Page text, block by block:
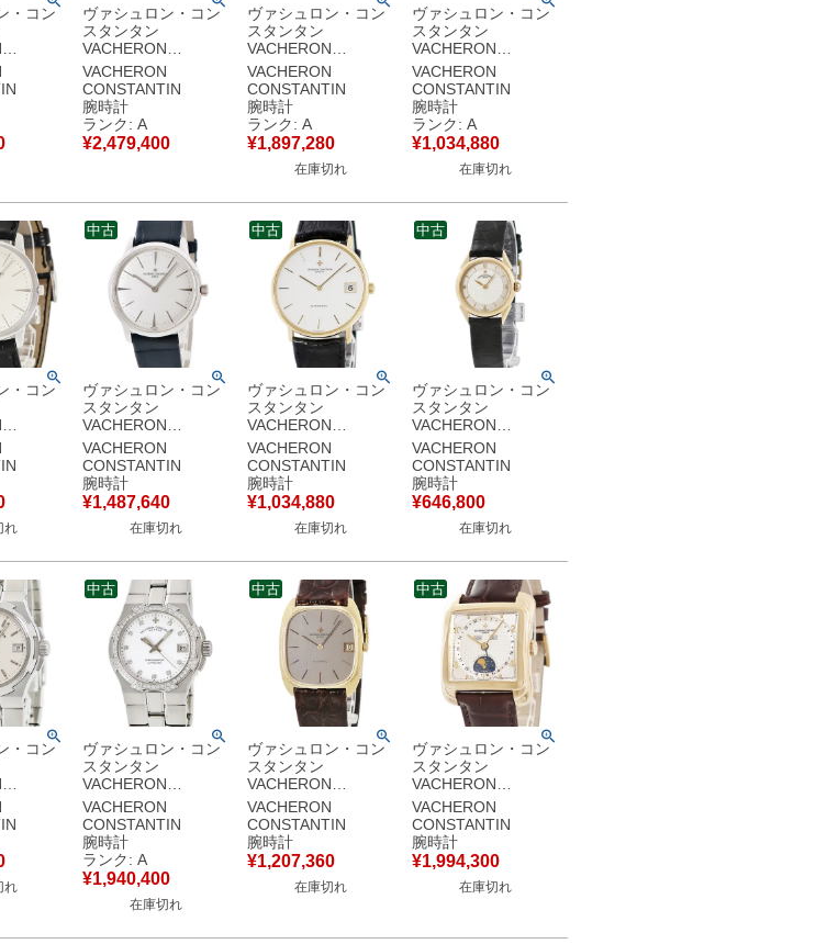
・コン
パト
9280
正ダ
ディー
ーツ シ
ヴァシュロン・コン
スタンタン
VACHERON
CONSTANTIN ケ ド
リル 85050/000T-
9341 スケルトン デ
イデイト メンズ 腕時
計自動巻き シルバー
【中古】中古美品
VACHERON
CONSTANTIN
腕時計
ランク: A
¥2,479,400
ヴァシュロン・コン
スタンタン
VACHERON
CONSTANTIN パト
リモニー オートマテ
ィック 85180/000G-
9230 K18WG無垢 メ
ンズ 腕時計自動巻き
シルバー 【中古】中
VACHERON
CONSTANTIN
腕時計
ランク: A
¥1,897,280
在庫切れ
ヴァシュロン・コン
スタンタン
VACHERON
CONSTANTIN ヒス
トリカル
31045/000J-3
K18YG無垢 シルバー
ギョウシェ メンズ レ
ディース 腕時計手巻
き シルバー 【中古】
VACHERON
CONSTANTIN
腕時計
ランク: A
¥1,034,880
在庫切れ
・コン
パト
ュアル
シルバ
れ
ヴァシュロン・コン
スタンタン
VACHERON
CONSTANTIN パト
リモニー コンテンポ
ラリー 81530/000G-
9681 K18WG 無垢
純正ダイヤ メンズ 腕
時計手巻き シルバー
VACHERON
CONSTANTIN
腕時計
¥1,487,640
在庫切れ
中古
ヴァシュロン・コン
スタンタン
VACHERON
CONSTANTIN パト
リモニー デイト
44001/2 OH済
K18YG無垢 ホワイト
白 バー メンズ 腕時
計自動巻き ホワイト
VACHERON
CONSTANTIN
腕時計
¥1,034,880
在庫切れ
中古
ヴァシュロン・コン
スタンタン
VACHERON
CONSTANTIN ヒス
トリカル 11045 OH
済 K18YG無垢 シル
バー ギョウシェ レデ
ィース 腕時計手巻き
シルバー 【中古】
VACHERON
CONSTANTIN
腕時計
¥646,800
在庫切れ
中古
・コン
オー
ラージ
423A
ウム メ
動巻き
古】
れ
ヴァシュロン・コン
スタンタン
VACHERON
CONSTANTIN オー
ヴァーシーズ ミディ
アムサイズ
42552/423A-8931 純
正ダイヤ メンズ 腕時
計自動巻き ホワイト
【中古】中古美品
VACHERON
CONSTANTIN
腕時計
ランク: A
¥1,940,400
在庫切れ
中古
ヴァシュロン・コン
スタンタン
VACHERON
CONSTANTIN ヴィ
ンテージ 2045Q
K18YG無垢 バー デ
イト スリム メンズ
レディース 腕時計自
動巻き グレー 【中
VACHERON
CONSTANTIN
腕時計
¥1,207,360
在庫切れ
中古
ヴァシュロン・コン
スタンタン
VACHERON
CONSTANTIN ヒス
トリーク トレド
47300/000R-9219
K18PG無垢 トリプル
カレンダー メンズ 腕
時計自動巻き シルバ
VACHERON
CONSTANTIN
腕時計
¥1,994,300
在庫切れ
中古